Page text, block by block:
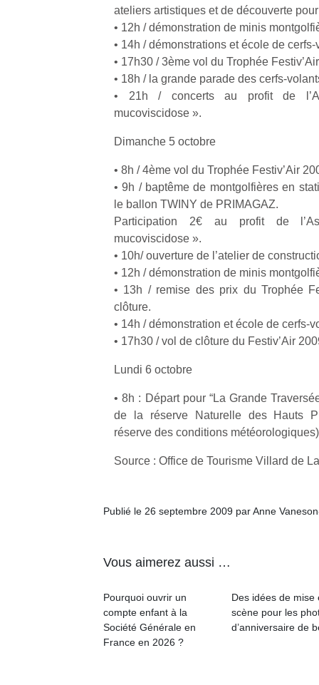
ateliers artistiques et de découverte
• 12h / démonstration de minis
• 14h / démonstrations et école de cerfs-
• 17h30 / 3ème vol du Trophée
• 18h / la grande parade des
• 21h / concerts au profit de
mucoviscidose ».
Dimanche 5 octobre
• 8h / 4ème vol du Trophée Festiv’Air
• 9h / baptême de montgolfières en
le ballon TWINY de PRIMAGAZ.
Participation 2€ au profit de
mucoviscidose ».
• 10h/ ouverture de l’atelier de
• 12h / démonstration de minis
• 13h / remise des prix du Trophée
clôture.
• 14h / démonstration et école de
• 17h30 / vol de clôture du Festiv’Air
Lundi 6 octobre
• 8h : Départ pour “La Grande
de la réserve Naturelle des Hauts
réserve des conditions
Source : Office de Tourisme Villard de
Publié le 26 septembre 2009 par Anne
Vous aimerez aussi …
Pourquoi ouvrir un
compte enfant à la
Société Générale en
France en 2026 ?
Des idées de mise
scène pour les
d’anniversaire de
à
…
NextGen,
une
nouvelle
mécanique
Beeper
enfants
souvent
d’énergie.
Varier les
n’est pas
Conjuguer
ou
pour les
et avec le
retour des
jours, c’est
l’occasion
de…